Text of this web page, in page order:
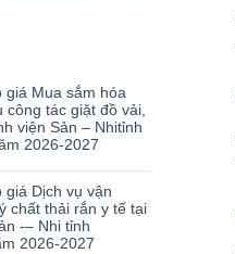
giá Mua sắm hóa
công tác giặt đồ vải,
viện Sản – Nhitỉnh
2026-2027
giá Dịch vụ vận
chất thải rắn y tế tại
-– Nhi tỉnh
2026-2027